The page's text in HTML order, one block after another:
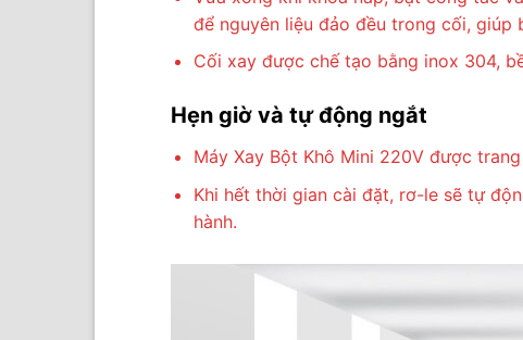
để nguyên liệu đảo đều trong cối, giúp
Cối xay được chế tạo bằng inox 304,
Hẹn giờ và tự động ngắt
Máy Xay Bột Khô Mini 220V được
Khi hết thời gian cài đặt, rơ-le sẽ tự
hành.